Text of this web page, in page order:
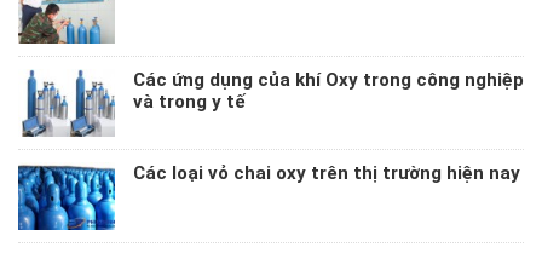
Các ứng dụng của khí Oxy trong công nghiệp
và trong y tế
Các loại vỏ chai oxy trên thị trường hiện nay